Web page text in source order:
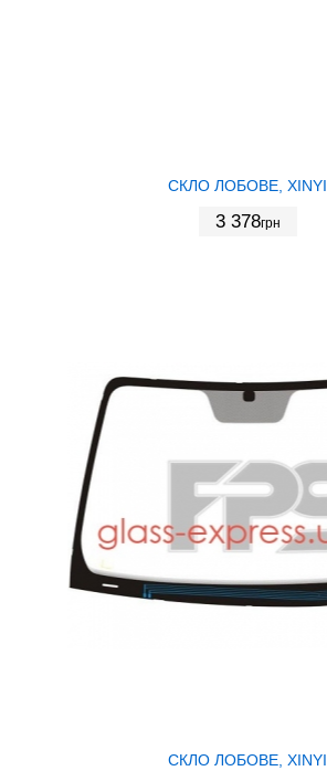
СКЛО ЛОБОВЕ, XINYI
3 378грн
СКЛО ЛОБОВЕ, XINYI